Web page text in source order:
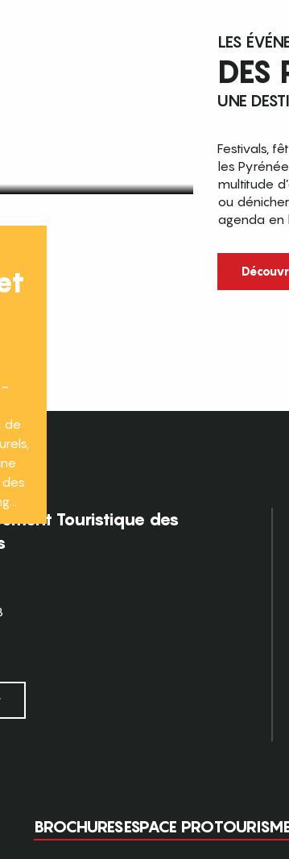
LES
DES
UNE
Festivals,
les
multitude
ou
agenda en
de
Touristique des
BROCHURESESPACE PRO